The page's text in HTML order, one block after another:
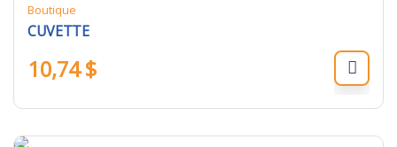
Boutique
CUVETTE
10,74$